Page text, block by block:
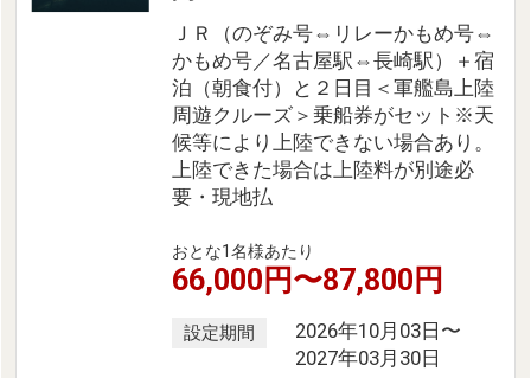
ＪＲ（のぞみ号⇔リレーかもめ号⇔
かもめ号／名古屋駅⇔長崎駅）＋宿
泊（朝食付）と２日目＜軍艦島上陸
周遊クルーズ＞乗船券がセット※天
候等により上陸できない場合あり。
上陸できた場合は上陸料が別途必
要・現地払
おとな1名様あたり
66,000円〜87,800円
設定期間
2026年10月03日〜
2027年03月30日